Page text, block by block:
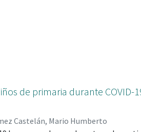
de primaria durante COVID-
Castelán, Mario Humberto